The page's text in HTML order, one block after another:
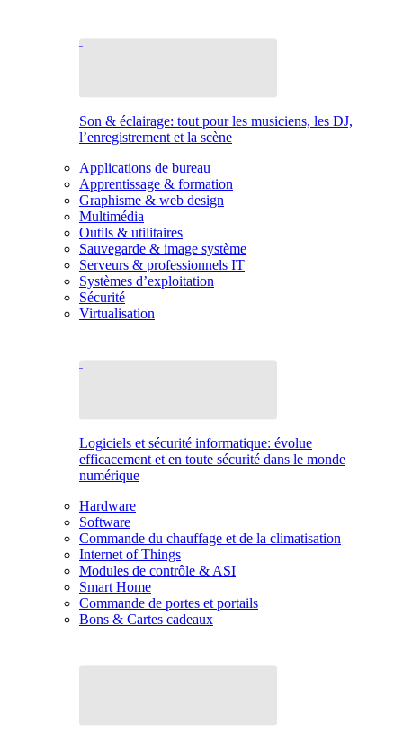
Son & éclairage: tout pour les musiciens, les DJ,
l’enregistrement et la scène
Applications de bureau
Apprentissage & formation
Graphisme & web design
Multimédia
Outils & utilitaires
Sauvegarde & image système
Serveurs & professionnels IT
Systèmes d’exploitation
Sécurité
Virtualisation
Logiciels et sécurité informatique: évolue
efficacement et en toute sécurité dans le monde
numérique
Hardware
Software
Commande du chauffage et de la climatisation
Internet of Things
Modules de contrôle & ASI
Smart Home
Commande de portes et portails
Bons & Cartes cadeaux